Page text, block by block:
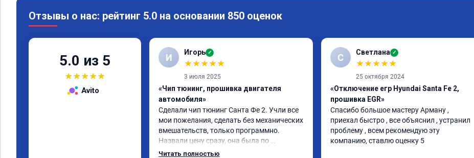
Отзывы о нас: рейтинг 5.0 на основании 850 оценок
5.0 из 5
★★★★★
Avito
И Игорь ✓
★★★★★
3 июля 2025
«Чип тюнинг, прошивка двигателя
автомобиля»
Сделали чип тюнинг Санта Фе 2. Учли все
мои пожелания, сделать без механических
вмешательств, только программно.
Назвали цену сразу, она была по
окончании работ без изменений.
Читать полностью
С Светлана ✓
★★★★★
25 октября 2024
«Отключение егр Hyundai Santa Fe 2,
прошивка EGR»
Спасибо большое мастеру Арману ,
приехал быстро , все объяснил , устранил
проблему , всем рекомендую эту
компанию, ставлю оценку 5